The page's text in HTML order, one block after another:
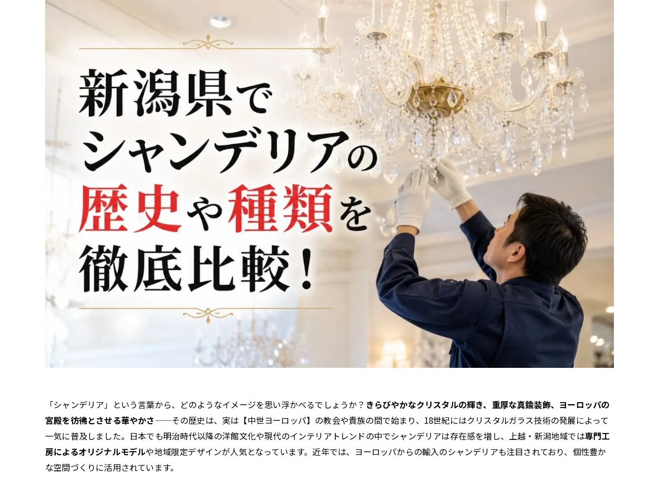
「シャンデリア」という言葉から、どのようなイメージを思い浮かべるでしょうか？ きらびやかなクリスタルの輝き、重厚な真鍮装飾、ヨーロッパの
宮殿を彷彿とさせる華やかさ——その歴史は、実は【中世ヨーロッパ】の教会や貴族の間で始まり、18世紀にはクリスタルガラス技術の発展によって
一気に普及しました。日本でも明治時代以降の洋館文化や現代のインテリアトレンドの中でシャンデリアは存在感を増し、上越・新潟地域では専門工
房によるオリジナルモデルや地域限定デザインが人気となっています。近年では、ヨーロッパからの輸入のシャンデリアも注目されており、個性豊か
な空間づくりに活用されています。